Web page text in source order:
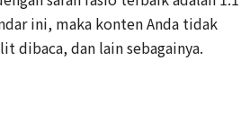
ini, maka konten Anda tidak
dibaca, dan lain sebagainya.